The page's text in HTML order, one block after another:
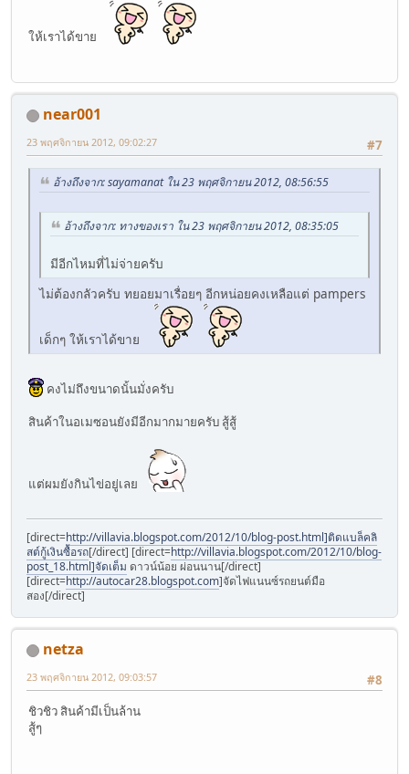
ให้เราได้ขาย
near001
#7
23 พฤศจิกายน 2012, 09:02:27
อ้างถึงจาก: sayamanat ใน 23 พฤศจิกายน 2012, 08:56:55
อ้างถึงจาก: ทางของเรา ใน 23 พฤศจิกายน 2012, 08:35:05
มีอีกไหมที่ไม่จ่ายครับ
ไม่ต้องกลัวครับ ทยอยมาเรื่อยๆ อีกหน่อยคงเหลือแต่ pampers
เด็กๆ ให้เราได้ขาย
คงไม่ถึงขนาดนั้นมั่งครับ
สินค้าในอเมซอนยังมีอีกมากมายครับ สู้สู้
แต่ผมยังกินไข่อยู่เลย
[direct=http://villavia.blogspot.com/2012/10/blog-post.html]ติดแบล็คลิ
สต์กู้เงินซื้อรถ[/direct] [direct=http://villavia.blogspot.com/2012/10/blog-
post_18.html]จัดเต็ม ดาวน์น้อย ผ่อนนาน[/direct]
[direct=http://autocar28.blogspot.com]จัดไฟแนนซ์รถยนต์มือ
สอง[/direct]
netza
#8
23 พฤศจิกายน 2012, 09:03:57
ชิวชิว สินค้ามีเป็นล้าน
สู้ๆ